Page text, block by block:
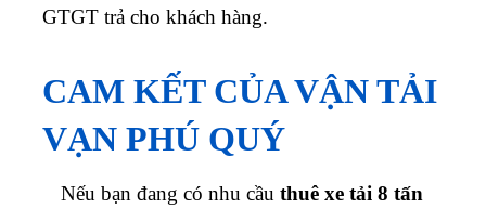
GTGT trả cho khách hàng.
CAM KẾT CỦA VẬN TẢI
VẠN PHÚ QUÝ
Nếu bạn đang có nhu cầu thuê xe tải 8 tấn